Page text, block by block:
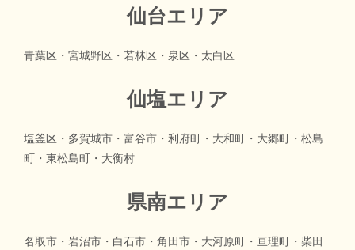
仙台エリア
青葉区・宮城野区・若林区・泉区・太白区
仙塩エリア
塩釜区・多賀城市・富谷市・利府町・大和町・大郷町・松島
町・東松島町・大衡村
県南エリア
名取市・岩沼市・白石市・角田市・大河原町・亘理町・柴田